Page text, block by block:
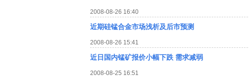
2008-08-26 16:40
近期硅锰合金市场浅析及后市预测
2008-08-26 15:41
近日国内锰矿报价小幅下跌 需求减弱
2008-08-25 16:51